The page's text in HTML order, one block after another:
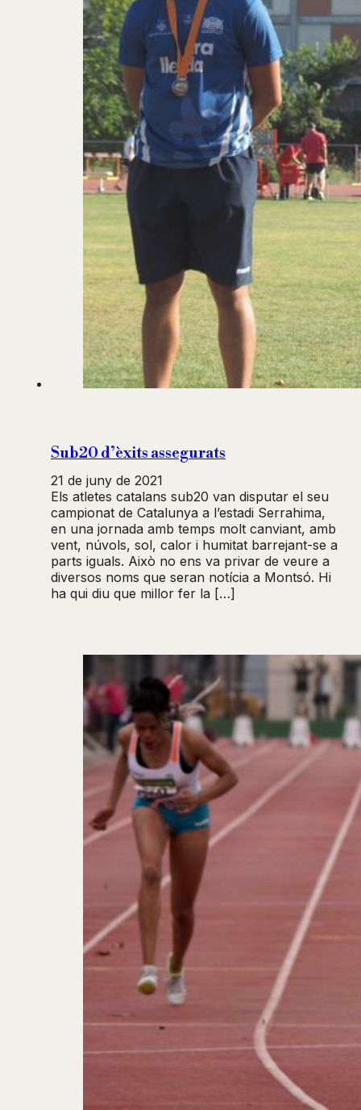
Sub20 d’èxits assegurats
21 de juny de 2021
Els atletes catalans sub20 van disputar el seu
campionat de Catalunya a l’estadi Serrahima,
en una jornada amb temps molt canviant, amb
vent, núvols, sol, calor i humitat barrejant-se a
parts iguals. Això no ens va privar de veure a
diversos noms que seran notícia a Montsó. Hi
ha qui diu que millor fer la […]